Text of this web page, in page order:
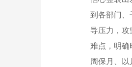
到各部门、
导压力，攻
难点，明确
周保月、以